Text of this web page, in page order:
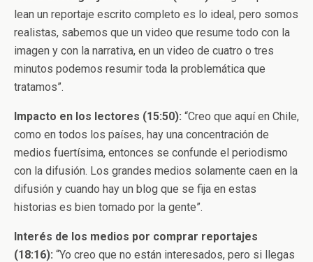
lean un reportaje escrito completo es lo ideal, pero somos
realistas, sabemos que un video que resume todo con la
imagen y con la narrativa, en un video de cuatro o tres
minutos podemos resumir toda la problemática que
tratamos”.
Impacto en los lectores (15:50): “Creo que aquí en Chile,
como en todos los países, hay una concentración de
medios fuertísima, entonces se confunde el periodismo
con la difusión. Los grandes medios solamente caen en la
difusión y cuando hay un blog que se fija en estas
historias es bien tomado por la gente”.
Interés de los medios por comprar reportajes
(18:16): “Yo creo que no están interesados, pero si llegas